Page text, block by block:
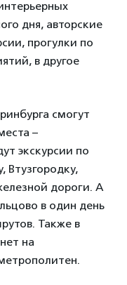
дня, авторские
прогулки по
в другое
смогут
–
экскурсии по
дороги. А
в один день
Также в
на